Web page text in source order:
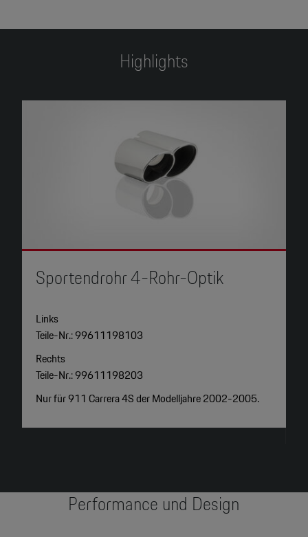
Highlights
Sportendrohr 4-Rohr-Optik
Links
Teile-Nr.: 99611198103
Rechts
Teile-Nr.: 99611198203
Nur für 911 Carrera 4S der Modelljahre 2002-2005.
Performance und Design